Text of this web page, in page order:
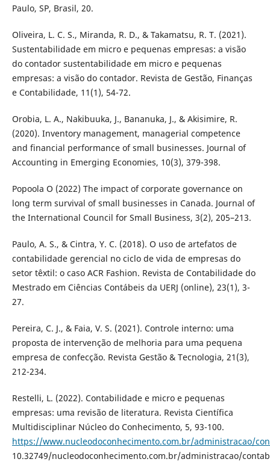
Paulo, SP, Brasil, 20.
Oliveira, L. C. S., Miranda, R. D., & Takamatsu, R. T. (2021).
Sustentabilidade em micro e pequenas empresas: a visão
do contador sustentabilidade em micro e pequenas
empresas: a visão do contador. Revista de Gestão, Finanças
e Contabilidade, 11(1), 54-72.
Orobia, L. A., Nakibuuka, J., Bananuka, J., & Akisimire, R.
(2020). Inventory management, managerial competence
and financial performance of small businesses. Journal of
Accounting in Emerging Economies, 10(3), 379-398.
Popoola O (2022) The impact of corporate governance on
long term survival of small businesses in Canada. Journal of
the International Council for Small Business, 3(2), 205–213.
Paulo, A. S., & Cintra, Y. C. (2018). O uso de artefatos de
contabilidade gerencial no ciclo de vida de empresas do
setor têxtil: o caso ACR Fashion. Revista de Contabilidade do
Mestrado em Ciências Contábeis da UERJ (online), 23(1), 3-
27.
Pereira, C. J., & Faia, V. S. (2021). Controle interno: uma
proposta de intervenção de melhoria para uma pequena
empresa de confecção. Revista Gestão & Tecnologia, 21(3),
212-234.
Restelli, L. (2022). Contabilidade e micro e pequenas
empresas: uma revisão de literatura. Revista Científica
Multidisciplinar Núcleo do Conhecimento, 5, 93-100.
https://www.nucleodoconhecimento.com.br/administracao/
10.32749/nucleodoconhecimento.com.br/administracao/